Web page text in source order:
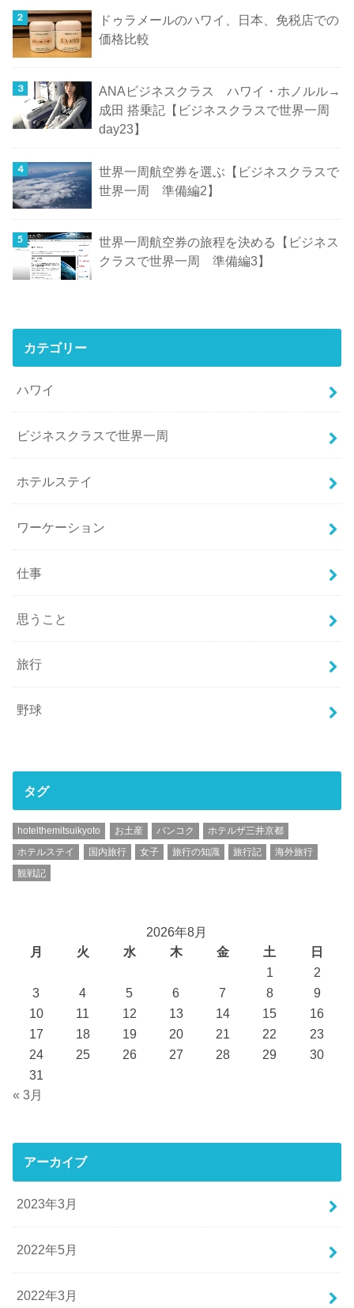
ドゥラメールのハワイ、日本、免税店での
価格比較
ANAビジネスクラス ハワイ・ホノルル→
成田 搭乗記【ビジネスクラスで世界一周
day23】
世界一周航空券を選ぶ【ビジネスクラスで
世界一周 準備編2】
世界一周航空券の旅程を決める【ビジネス
クラスで世界一周 準備編3】
カテゴリー
ハワイ
ビジネスクラスで世界一周
ホテルステイ
ワーケーション
仕事
思うこと
旅行
野球
タグ
hotelthemitsuikyoto お土産 バンコク
ホテルザ三井京都
ホテルステイ
国内旅行 女子 旅行の知識 旅行記
海外旅行
観戦記
2026年8月
月
火 水 木 金 土
日
1
2
3
4 5 6 7 8
9
10
11 12 13 14 15
16
17
18 19 20 21 22
23
24
25 26 27 28 29
30
31
« 3月
アーカイブ
2023年3月
2022年5月
2022年3月